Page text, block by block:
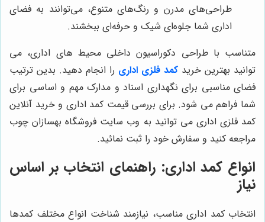
طراحی‌های مدرن و رنگ‌های متنوع، می‌توانند به فضای
اداری شما جلوه‌ای شیک و حرفه‌ای ببخشند.
متناسب با طراحی دکوراسیون داخلی محیط های اداری، می
توانید بهترین خرید کمد فلزی اداری را انجام دهید. بدین ترتیب
فضای مناسبی برای نگهداری اسناد و مدارک مهم و اساسی برای
شما فراهم می شود. برای بررسی قیمت کمد اداری و خرید آنلاین
کمد فلزی اداری می توانید به وب سایت فروشگاه بهسازان چوب
مراجعه کنید و سفارش خود را ثبت نمائید.
انواع کمد اداری: راهنمای انتخاب بر اساس
نیاز
انتخاب کمد اداری مناسب، نیازمند شناخت انواع مختلف کمدها